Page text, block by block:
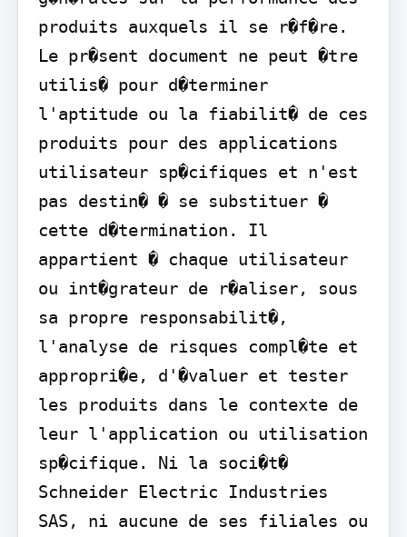
produits auxquels il se r�f�re.
Le pr�sent document ne peut �tre
utilis� pour d�terminer
l'aptitude ou la fiabilit� de ces
produits pour des applications
utilisateur sp�cifiques et n'est
pas destin� � se substituer �
cette d�termination. Il
appartient � chaque utilisateur
ou int�grateur de r�aliser, sous
sa propre responsabilit�,
l'analyse de risques compl�te et
appropri�e, d'�valuer et tester
les produits dans le contexte de
leur l'application ou utilisation
sp�cifique. Ni la soci�t�
Schneider Electric Industries
SAS, ni aucune de ses filiales ou